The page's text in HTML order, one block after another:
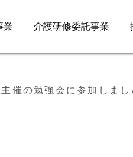
業 介護研修委託事業
催の勉強会に参加しま